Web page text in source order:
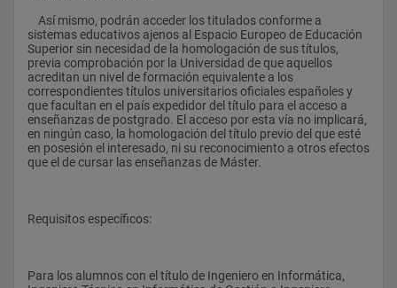
sistemas educativos ajenos al Espacio Europeo de Educación
Superior sin necesidad de la homologación de sus títulos,
previa comprobación por la Universidad de que aquellos
acreditan un nivel de formación equivalente a los
correspondientes títulos universitarios oficiales españoles y
que facultan en el país expedidor del título para el acceso a
enseñanzas de postgrado. El acceso por esta vía no implicará,
en ningún caso, la homologación del título previo del que esté
en posesión el interesado, ni su reconocimiento a otros efectos
que el de cursar las enseñanzas de Máster.
Requisitos específicos:
Para los alumnos con el título de Ingeniero en Informática,